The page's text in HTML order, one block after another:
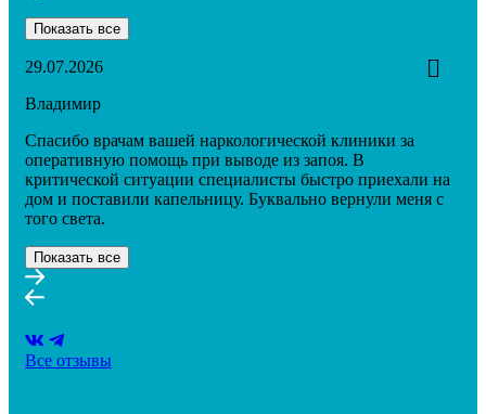
Показать все
29.07.2026
Владимир
Спасибо врачам вашей наркологической клиники за
оперативную помощь при выводе из запоя. В
критической ситуации специалисты быстро приехали на
дом и поставили капельницу. Буквально вернули меня с
того света.
Показать все
Все отзывы